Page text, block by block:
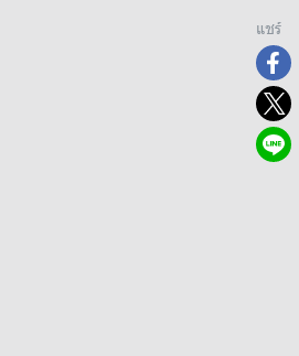
แชร์